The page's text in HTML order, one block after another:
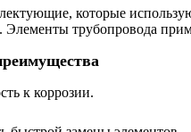
которые
трубопровода
к коррозии.